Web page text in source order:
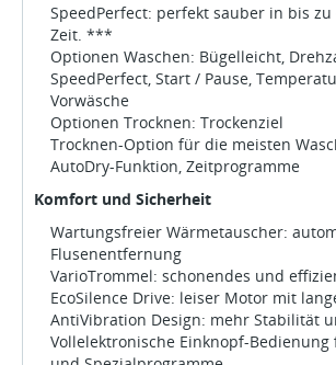
SpeedPerfect: perfekt sauber in bis zu
Zeit. ***
Optionen Waschen: Bügelleicht,
SpeedPerfect, Start / Pause,
Vorwäsche
Optionen Trocknen: Trockenziel
Trocknen-Option für die meisten
AutoDry-Funktion, Zeitprogramme
Komfort und Sicherheit
Wartungsfreier Wärmetauscher:
Flusenentfernung
VarioTrommel: schonendes und
EcoSilence Drive: leiser Motor mit
AntiVibration Design: mehr Stabilität
Vollelektronische Einknopf-Bedienung